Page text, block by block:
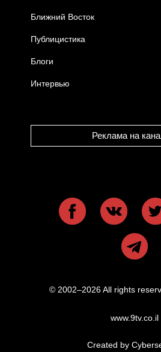
Ближний Восток
Публицистика
Блоги
Интервью
Реклама на
© 2002–2026 All rights
www.9tv.co.il
Created by